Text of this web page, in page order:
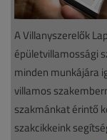
A Villanyszerelők
épületvillamossági
minden munkájára
villamos
szakmánkat érintő
szakcikkeink